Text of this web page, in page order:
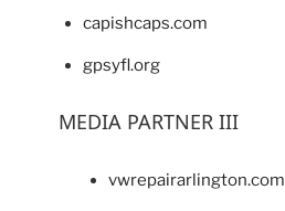
capishcaps.com
gpsyfl.org
MEDIA PARTNER III
vwrepairarlington.com